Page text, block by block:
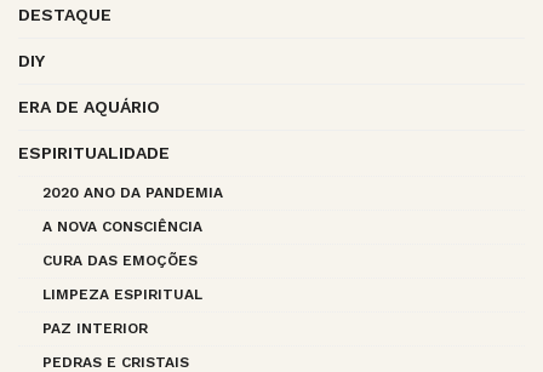
DESTAQUE
DIY
ERA DE AQUÁRIO
ESPIRITUALIDADE
2020 ANO DA PANDEMIA
A NOVA CONSCIÊNCIA
CURA DAS EMOÇÕES
LIMPEZA ESPIRITUAL
PAZ INTERIOR
PEDRAS E CRISTAIS